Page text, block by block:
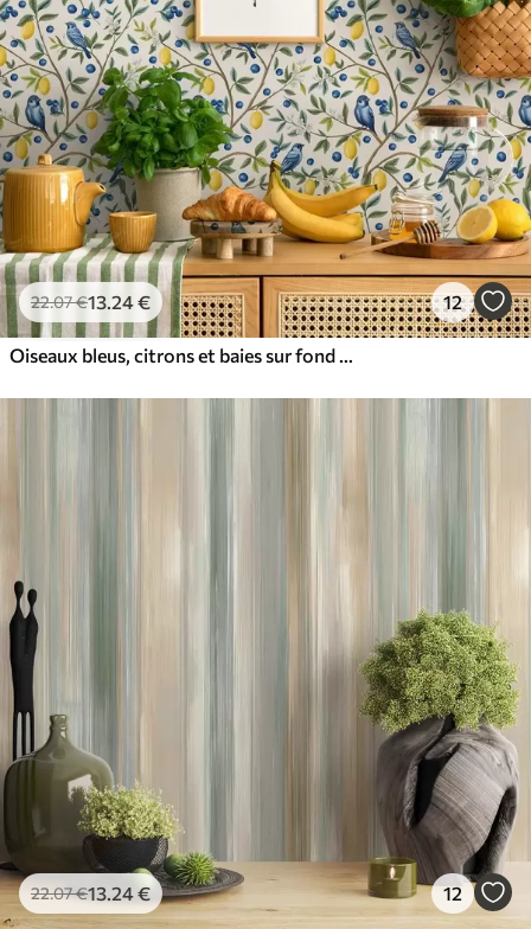
22.07€13.24€ 12
Oiseaux bleus, citrons et baies sur fond blanc
22.07€13.24€ 12